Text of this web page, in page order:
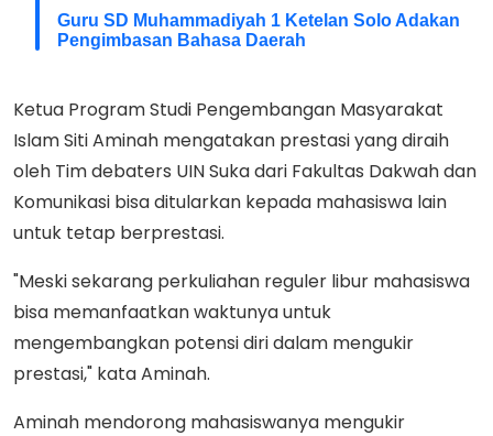
Guru SD Muhammadiyah 1 Ketelan Solo Adakan
Pengimbasan Bahasa Daerah
Ketua Program Studi Pengembangan Masyarakat
Islam Siti Aminah mengatakan prestasi yang diraih
oleh Tim debaters UIN Suka dari Fakultas Dakwah dan
Komunikasi bisa ditularkan kepada mahasiswa lain
untuk tetap berprestasi.
"Meski sekarang perkuliahan reguler libur mahasiswa
bisa memanfaatkan waktunya untuk
mengembangkan potensi diri dalam mengukir
prestasi," kata Aminah.
Aminah mendorong mahasiswanya mengukir